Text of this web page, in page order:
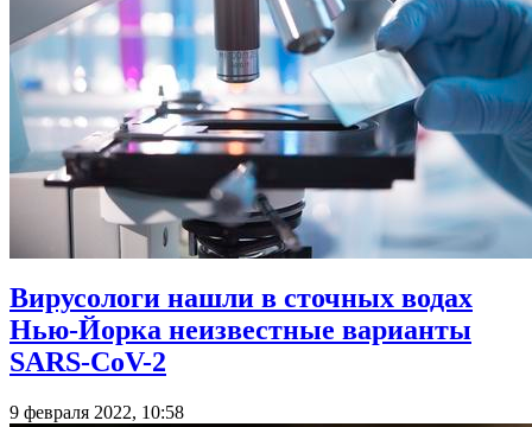
Вирусологи нашли в сточных водах
Нью-Йорка неизвестные варианты
SARS-CoV-2
9 февраля 2022, 10:58